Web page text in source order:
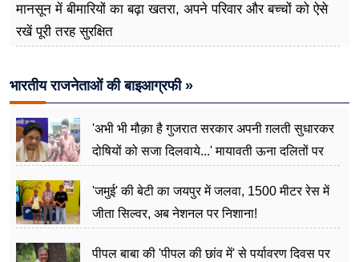
मानसून में बीमारियों का बढ़ा खतरा, अपने परिवार और बच्चों को ऐसे
रखें पूरी तरह सुरक्षित
भारतीय राजनेताओं की बाइआग्रफी »
'अभी भी मौक़ा है गुजरात सरकार अपनी ग़लती सुधारकर
दोषियों को सजा दिलवाये...' मायावती ऊना दलितों पर
'जमुई' की बेटी का जयपुर में जलवा, 1500 मीटर रेस में
जीता सिल्वर, अब नेशनल पर निशाना!
पीपल बाबा की 'पीपल की छांव में' से पर्यावरण दिवस पर